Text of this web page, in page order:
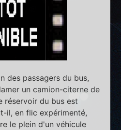
des passagers du bus,
un camion-citerne de
réservoir du bus est
il, en flic expérimenté,
le plein d'un véhicule